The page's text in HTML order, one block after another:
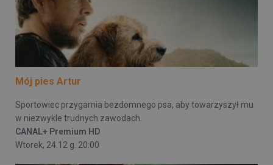
Mój pies Artur
Sportowiec przygarnia bezdomnego psa, aby towarzyszył mu
w niezwykle trudnych zawodach.
CANAL+ Premium HD
Wtorek, 24.12 g. 20:00